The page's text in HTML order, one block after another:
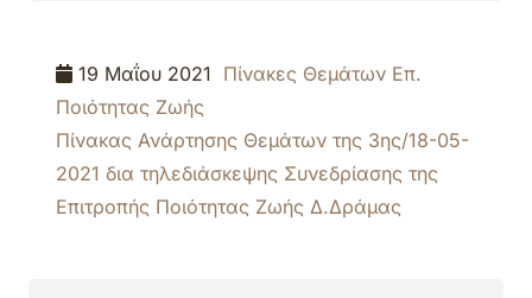
19 Μαΐου 2021 Πίνακες Θεμάτων Επ.
Ποιότητας Ζωής
Πίνακας Ανάρτησης Θεμάτων της 3ης/18-05-
2021 δια τηλεδιάσκεψης Συνεδρίασης της
Επιτροπής Ποιότητας Ζωής Δ.Δράμας